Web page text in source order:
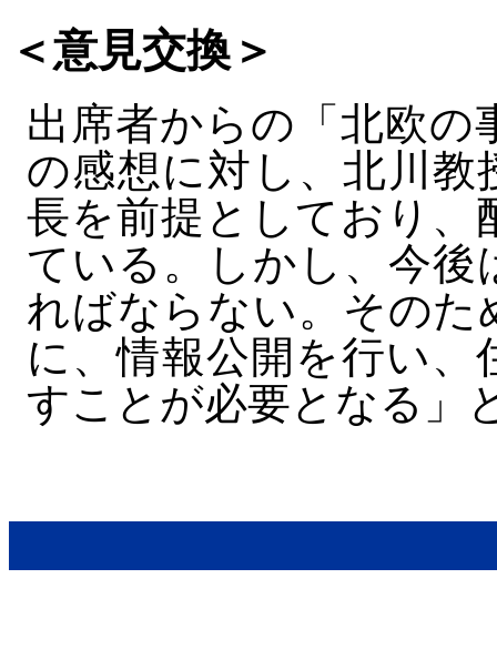
＜意見交換＞
出席者からの「北欧
の感想に対し、北川教
長を前提としており、
ている。しかし、今後
ればならない。そのた
に、情報公開を行い
すことが必要となる」